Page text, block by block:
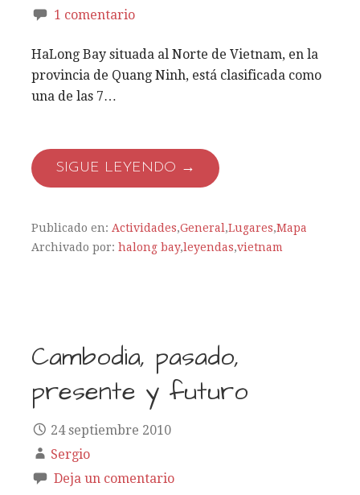
1 comentario
HaLong Bay situada al Norte de Vietnam, en la
provincia de Quang Ninh, está clasificada como
una de las 7…
SIGUE LEYENDO →
Publicado en: Actividades,General ,Lugares,Mapa
Archivado por: halong bay,leyendas,vietnam
Cambodia, pasado,
presente y futuro
24 septiembre 2010
Sergio
Deja un comentario